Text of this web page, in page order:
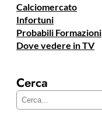
Calciomercato
Infortuni
Probabili Formazioni
Dove vedere in TV
Cerca